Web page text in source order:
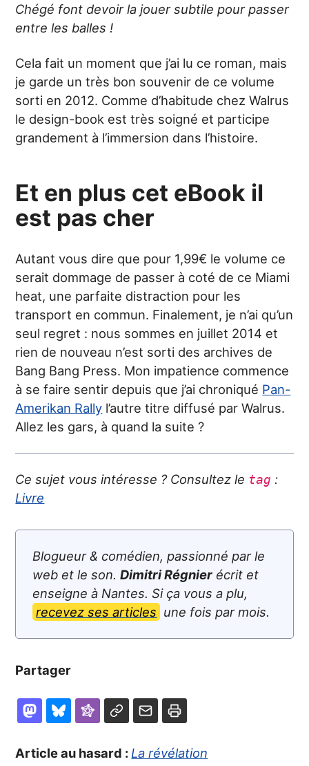
Chégé font devoir la jouer subtile pour passer
entre les balles !
Cela fait un moment que j’ai lu ce roman, mais
je garde un très bon souvenir de ce volume
sorti en 2012. Comme d’habitude chez Walrus
le design-book est très soigné et participe
grandement à l’immersion dans l’histoire.
Et en plus cet eBook il
est pas cher
Autant vous dire que pour 1,99€ le volume ce
serait dommage de passer à coté de ce Miami
heat, une parfaite distraction pour les
transport en commun. Finalement, je n’ai qu’un
seul regret : nous sommes en juillet 2014 et
rien de nouveau n’est sorti des archives de
Bang Bang Press. Mon impatience commence
à se faire sentir depuis que j’ai chroniqué Pan-
Amerikan Rally l’autre titre diffusé par Walrus.
Allez les gars, à quand la suite ?
Ce sujet vous intéresse ? Consultez le tag :
Livre
Blogueur & comédien, passionné par le
web et le son.Dimitri Régnier écrit et
enseigne à Nantes. Si ça vous a plu,
recevez ses articles une fois par mois.
Partager
Article au hasard : La révélation